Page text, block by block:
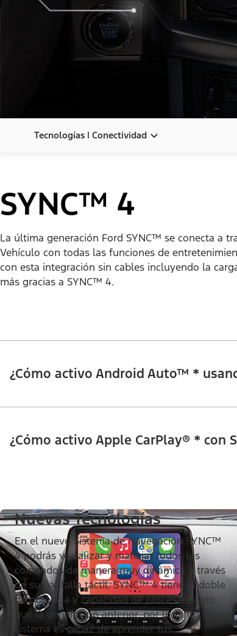
Tecnologías | Conectividad
Conectividad
Confort
Seguridad
SYNC™ 4
La última generación Ford SYNC™ se conecta a
Vehículo con todas las funciones de
con esta integración sin cables incluyendo la
más gracias a SYNC™ 4.
¿Cómo activo Android Auto™ *
¿Cómo activo Apple CarPlay® * con
Nuevas Tecnologías
En el nuevo Sistema de Navegación SYNC™
4 podrás visualizar y manejar todos los
comandos de manera muy dinámica a través
de su pantalla táctil. SYNC™ 4 tiene el doble
de potencia y capacidad de procesamiento
que la generación anterior, por lo tanto, el
sistema es capaz de aprender tus